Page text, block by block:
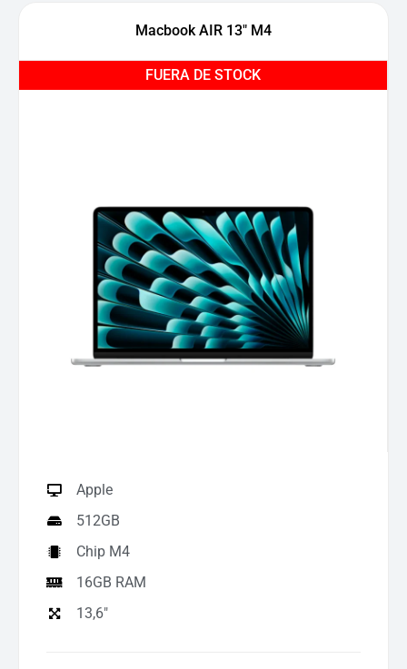
Macbook AIR 13″ M4
FUERA DE STOCK
Apple
512GB
Chip M4
16GB RAM
13,6"